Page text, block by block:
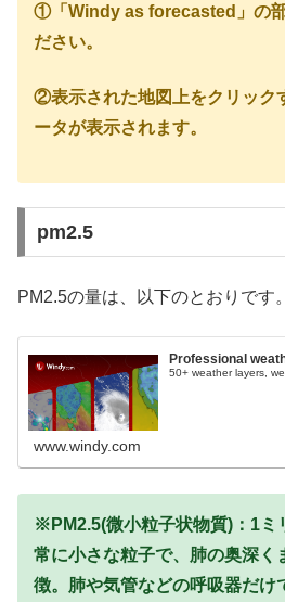
①「Windy as forecasted」の部
ださい。
②表示された地図上をクリック
ータが表示されます。
pm2.5
PM2.5の量は、以下のとおりです。
Professional
50+ weather layers,
www.windy.com
※PM2.5(微小粒子状物質)：1ミ
常に小さな粒子で、肺の奥深く
徴。肺や気管などの呼吸器だけ